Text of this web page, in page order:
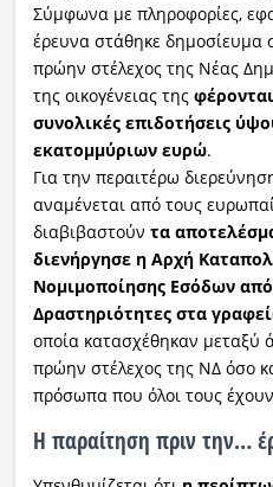
Σύμφωνα με πληροφορίες,
έρευνα στάθηκε δημοσίευμα
πρώην στέλεχος της Νέας
της οικογένειας της
συνολικές επιδοτήσεις
εκατομμύριων ευρώ.
Για την περαιτέρω
αναμένεται από τους
διαβιβαστούν τα
διενήργησε η Αρχή
Νομιμοποίησης Εσόδων
Δραστηριότητες στα
οποία κατασχέθηκαν μεταξύ
πρώην στέλεχος της ΝΔ όσο
πρόσωπα που όλοι τους
Η παραίτηση πριν την…